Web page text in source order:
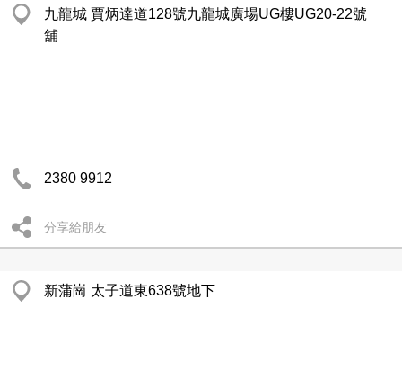
九龍城 賈炳達道128號九龍城廣場UG樓UG20-22號
舖
2380 9912
分享給朋友
新蒲崗 太子道東638號地下